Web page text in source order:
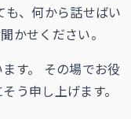
も、何から話せばい
かせください。
す。 その場でお役
う申し上げます。